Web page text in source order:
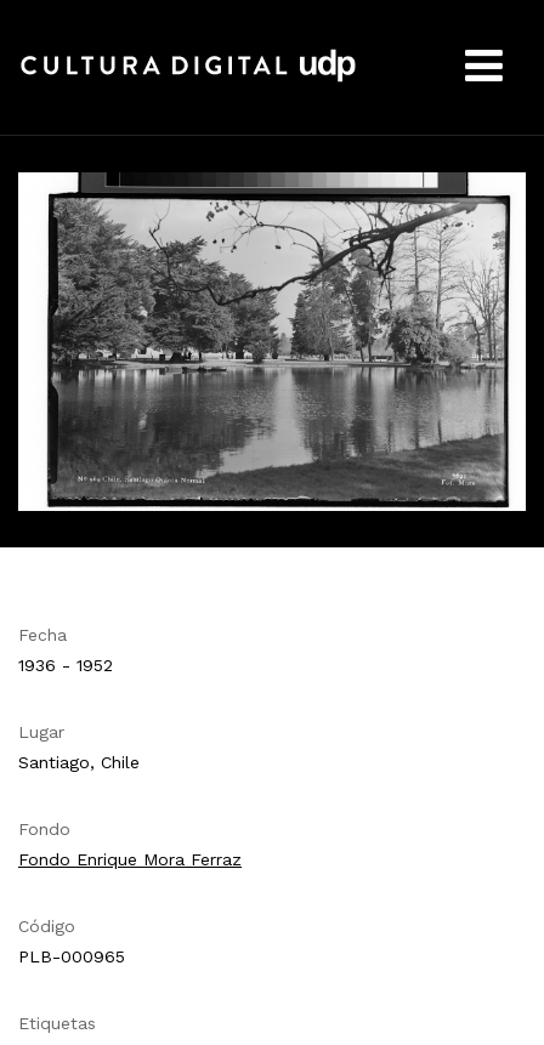
Fecha
1936 - 1952
Lugar
Santiago, Chile
Fondo
Fondo Enrique Mora Ferraz
Código
PLB-000965
Etiquetas